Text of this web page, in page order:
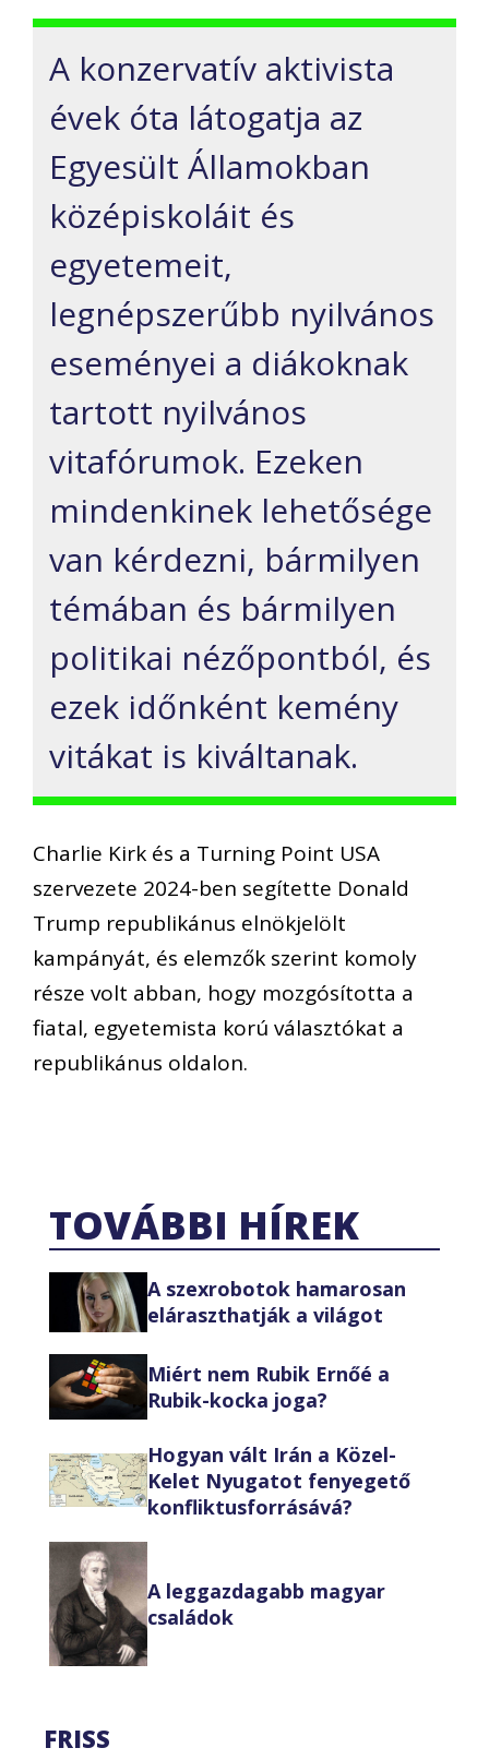
A konzervatív aktivista
évek óta látogatja az
Egyesült Államokban
középiskoláit és
egyetemeit,
legnépszerűbb nyilvános
eseményei a diákoknak
tartott nyilvános
vitafórumok. Ezeken
mindenkinek lehetősége
van kérdezni, bármilyen
témában és bármilyen
politikai nézőpontból, és
ezek időnként kemény
vitákat is kiváltanak.
Charlie Kirk és a Turning Point USA
szervezete 2024-ben segítette Donald
Trump republikánus elnökjelölt
kampányát, és elemzők szerint komoly
része volt abban, hogy mozgósította a
fiatal, egyetemista korú választókat a
republikánus oldalon.
TOVÁBBI HÍREK
A szexrobotok hamarosan
eláraszthatják a világot
Miért nem Rubik Ernőé a
Rubik-kocka joga?
Hogyan vált Irán a Közel-
Kelet Nyugatot fenyegető
konfliktusforrásává?
A leggazdagabb magyar
családok
FRISS